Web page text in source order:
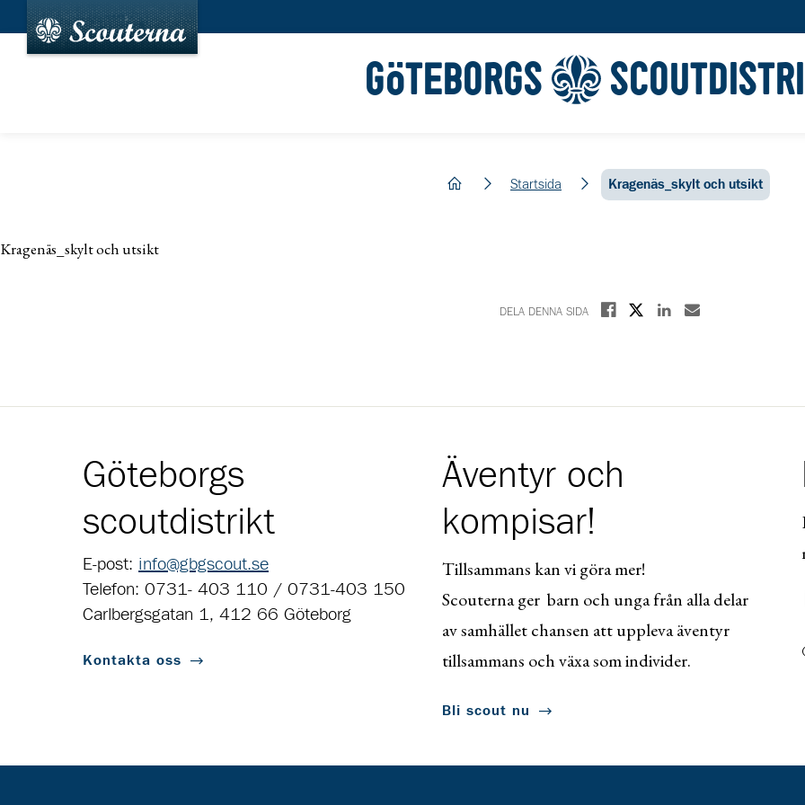
GÖTEBORGS
hem Startsida Kragenäs_skylt och utsikt
Kragenäs_skylt och utsikt
DELA DENNA SIDA Dela på Facebook
Dela på XDela på Linkedin
Dela med E-post
Göteborgs
scoutdistrikt
E-post: info@gbgscout.se
Telefon: 0731- 403 110 / 0731-403 150
Carlbergsgatan 1, 412 66 Göteborg
Kontakta oss
Äventyr och
kompisar!
Tillsammans kan vi göra mer!
Scouterna ger barn och unga från alla delar
av samhället chansen att uppleva äventyr
tillsammans och växa som individer.
Bli scout nu